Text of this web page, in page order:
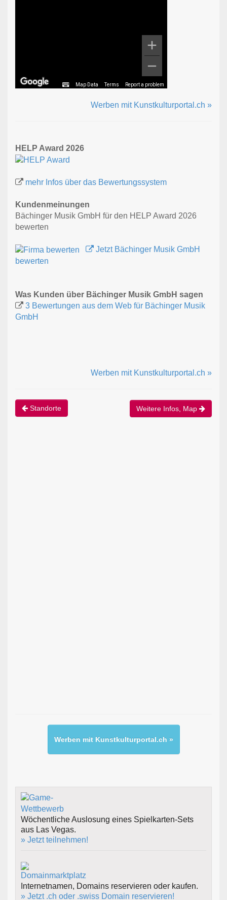
Map Data Terms Report a problem
Werben mit Kunstkulturportal.ch »
HELP Award 2026
mehr Infos über das Bewertungssystem
Kundenmeinungen
Bächinger Musik GmbH für den HELP Award 2026
bewerten
Jetzt Bächinger Musik GmbH
bewerten
Was Kunden über Bächinger Musik GmbH sagen
3 Bewertungen aus dem Web für Bächinger Musik
GmbH
Werben mit Kunstkulturportal.ch »
Standorte Weitere Infos, Map
Werben mit Kunstkulturportal.ch »
Wöchentliche Auslosung eines Spielkarten-Sets
aus Las Vegas.
» Jetzt teilnehmen!
Internetnamen, Domains reservieren oder kaufen.
» Jetzt .ch oder .swiss Domain reservieren!